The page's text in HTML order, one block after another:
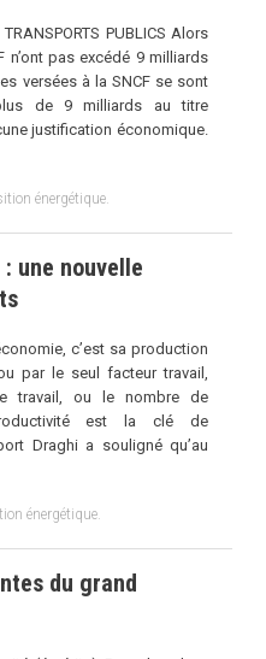
PUBLICS Alors
pas excédé 9 milliards
versées à la SNCF se sont
de 9 milliards au titre
justification économique.
énergétique
une nouvelle
c’est sa production
par le seul facteur travail,
travail, ou le nombre de
est la clé de
Draghi a souligné qu’au
énergétique
du grand